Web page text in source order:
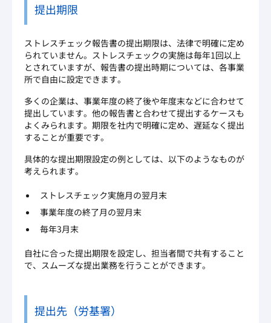
提出期限
ストレスチェック報告書の提出期限は、法律で明確に定め
られていません。ストレスチェックの実施は毎年1回以上
とされていますが、報告書の提出時期については、各事業
所で自由に設定できます。
多くの企業は、事業年度の終了後や年度末などに合わせて
提出しています。他の報告書と合わせて提出するケースも
よくみられます。期限を社内で明確に定め、遅延なく提出
することが重要です。
具体的な提出期限設定の例としては、以下のようなものが
考えられます。
ストレスチェック実施月の翌月末
事業年度の終了月の翌月末
毎年3月末
自社に合った提出期限を設定し、担当者間で共有すること
で、スムーズな提出業務を行うことができます。
提出先（労基署）